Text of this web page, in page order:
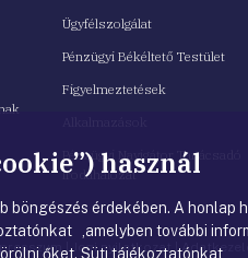
Ügyfélszolgálat
Pénzügyi Békéltető Testület
Figyelmeztetések
Pénzügyi Navigátor Tanácsadó
Irodahálózat
|Jogi nyilatkozat|
használ
böngészés érdekében. A honlap
,amelyben további
őket. Süti tájékoztatónkat